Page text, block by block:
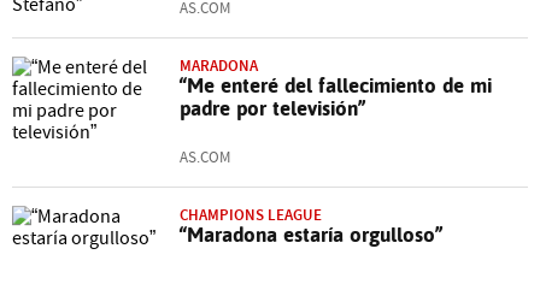
AS.COM
MARADONA
“Me enteré del fallecimiento de mi
padre por televisión”
AS.COM
CHAMPIONS LEAGUE
“Maradona estaría orgulloso”